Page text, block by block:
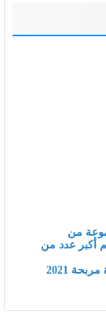
من
أكبر عدد من
2021